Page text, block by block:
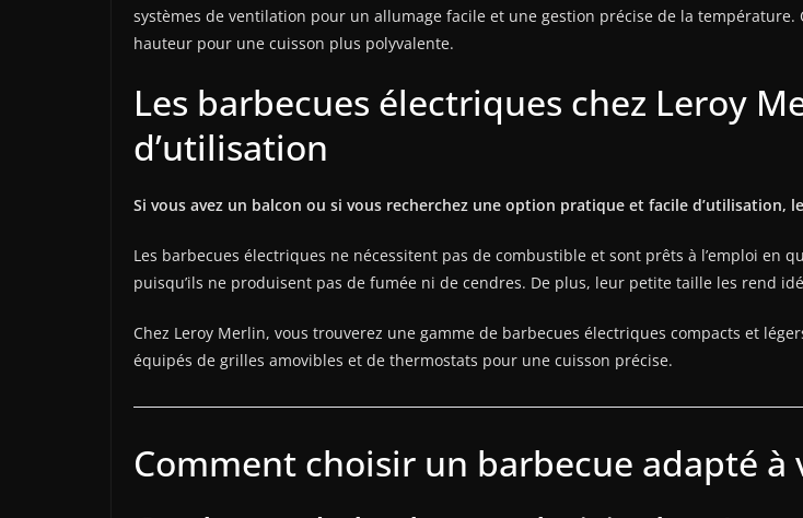
systèmes de ventilation pour un allumage facile et une gestion précise de la
hauteur pour une cuisson plus polyvalente.
Les barbecues électriques chez Leroy
d’utilisation
Si vous avez un balcon ou si vous recherchez une option pratique et facile
Les barbecues électriques ne nécessitent pas de combustible et sont prêts à l’emploi en
puisqu’ils ne produisent pas de fumée ni de cendres. De plus, leur petite taille les rend
Chez Leroy Merlin, vous trouverez une gamme de barbecues électriques compacts et
équipés de grilles amovibles et de thermostats pour une cuisson précise.
Comment choisir un barbecue adapté à